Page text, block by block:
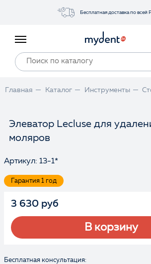
Бесплатная доставка по всей
Главная Каталог Инструменты
Элеватор Lecluse для
моляров
Артикул: 13-1*
Гарантия 1 год
3 630 руб
В корзину
Бесплатная консультация: